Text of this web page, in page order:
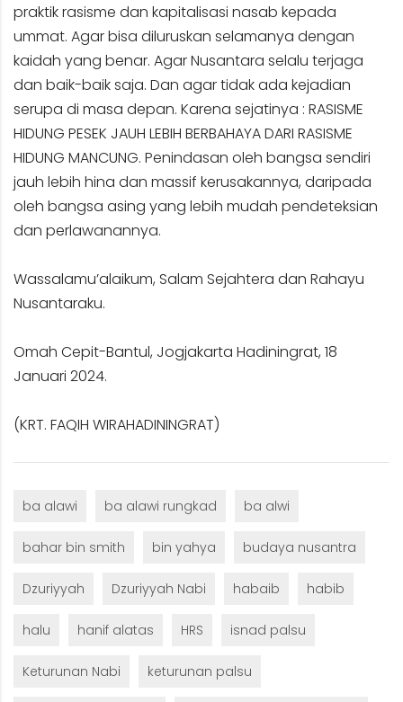
praktik rasisme dan kapitalisasi nasab kepada
ummat. Agar bisa diluruskan selamanya dengan
kaidah yang benar. Agar Nusantara selalu terjaga
dan baik-baik saja. Dan agar tidak ada kejadian
serupa di masa depan. Karena sejatinya : RASISME
HIDUNG PESEK JAUH LEBIH BERBAHAYA DARI RASISME
HIDUNG MANCUNG. Penindasan oleh bangsa sendiri
jauh lebih hina dan massif kerusakannya, daripada
oleh bangsa asing yang lebih mudah pendeteksian
dan perlawanannya.
Wassalamu’alaikum, Salam Sejahtera dan Rahayu
Nusantaraku.
Omah Cepit-Bantul, Jogjakarta Hadiningrat, 18
Januari 2024.
(KRT. FAQIH WIRAHADININGRAT)
ba alawi ba alawi rungkad ba alwi
bahar bin smith bin yahya budaya nusantra
Dzuriyyah Dzuriyyah Nabi habaib habib
halu hanif alatas HRS isnad palsu
Keturunan Nabi keturunan palsu